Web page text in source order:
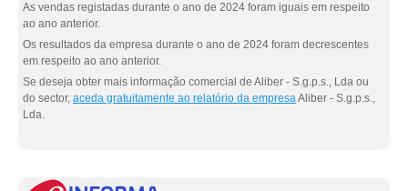
As vendas registadas durante o ano de 2024 foram iguais em respeito
ao ano anterior.
Os resultados da empresa durante o ano de 2024 foram decrescentes
em respeito ao ano anterior.
Se deseja obter mais informação comercial de Aliber - S.g.p.s., Lda ou
do sector, aceda gratuitamente ao relatório da empresaAliber - S.g.p.s.,
Lda.